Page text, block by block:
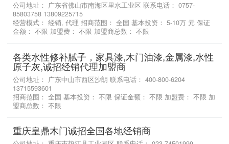
公司地址： 广东省佛山市南海区里水工业区 联系电话： 0757-
85803758 13809225715
经营模式： 经销, 代理 招商范围： 全国 基本投资： 5-10万 元 保证
金额： 不限 加盟费： 不限 加盟商总数： 不限
各类水性修补腻子，家具漆,木门油漆,金属漆,水性
原子灰,诚招经销代理加盟商
公司地址： 广东中山市西区沙朗 联系电话： 400-800-6204
13715593601
招商范围： 全国 基本投资： 不限 保证金额： 不限 加盟费： 不限 加
盟商总数： 不限
重庆皇鼎木门诚招全国各地经销商